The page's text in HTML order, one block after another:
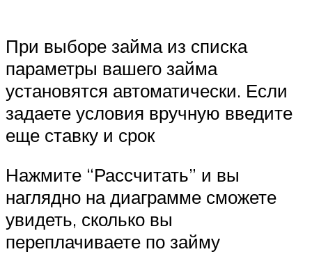
При выборе займа из списка
параметры вашего займа
установятся автоматически. Если
задаете условия вручную введите
еще ставку и срок
Нажмите “Рассчитать” и вы
наглядно на диаграмме сможете
увидеть, сколько вы
переплачиваете по займу